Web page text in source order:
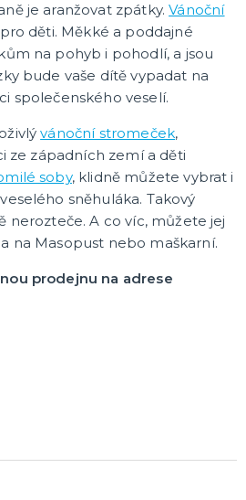
je aranžovat zpátky.Vánoční
děti. Měkké a poddajné
na pohyb i pohodlí, a jsou
bude vaše dítě vypadat na
společenského veselí.
vánoční stromeček,
ze západních zemí a děti
soby, klidně můžete vybrat i
sněhuláka. Takový
nerozteče. A co víc, můžete jej
na Masopust nebo maškarní.
prodejnu na adrese